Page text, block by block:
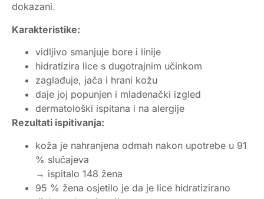
dokazani.
Karakteristike:
vidljivo smanjuje bore i linije
hidratizira lice s dugotrajnim učinkom
zaglađuje, jača i hrani kožu
daje joj popunjen i mladenački izgled
dermatološki ispitana i na alergije
Rezultati ispitivanja:
koža je nahranjena odmah nakon upotrebe u 91
% slučajeva
→ ispitalo 148 žena
95 % žena osjetilo je da je lice hidratizirano